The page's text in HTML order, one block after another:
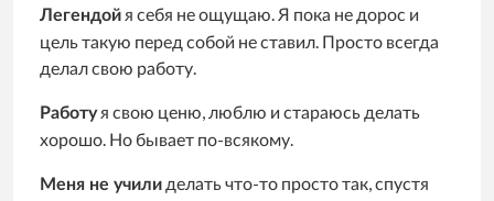
Легендой я себя не ощущаю. Я пока не дорос и
цель такую перед собой не ставил. Просто всегда
делал свою работу.
Работуя свою ценю, люблю и стараюсь делать
хорошо. Но бывает по-всякому.
Меня не учили делать что-то просто так, спустя